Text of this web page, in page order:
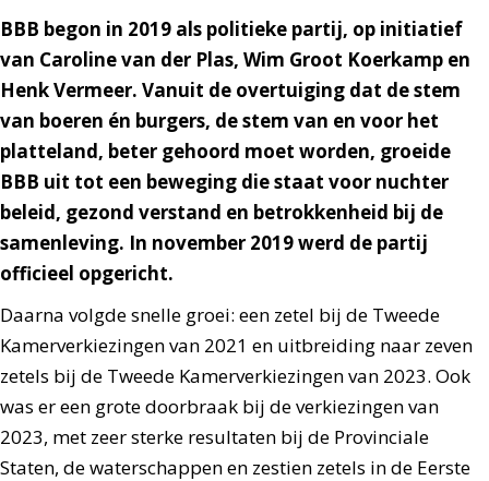
BBB begon in 2019 als politieke partij, op initiatief
van Caroline van der Plas, Wim Groot Koerkamp en
Henk Vermeer. Vanuit de overtuiging dat de stem
van boeren én burgers, de stem van en voor het
platteland, beter gehoord moet worden, groeide
BBB uit tot een beweging die staat voor nuchter
beleid, gezond verstand en betrokkenheid bij de
samenleving. In november 2019 werd de partij
officieel opgericht.
Daarna volgde snelle groei: een zetel bij de Tweede
Kamerverkiezingen van 2021 en uitbreiding naar zeven
zetels bij de Tweede Kamerverkiezingen van 2023. Ook
was er een grote doorbraak bij de verkiezingen van
2023, met zeer sterke resultaten bij de Provinciale
Staten, de waterschappen en zestien zetels in de Eerste